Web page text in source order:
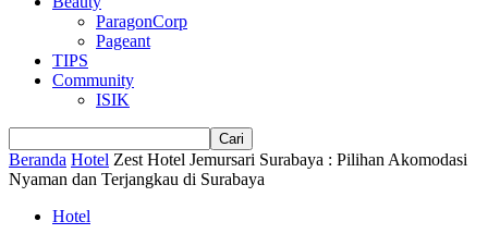
ParagonCorp
Pageant
TIPS
Community
ISIK
Beranda Hotel Zest Hotel Jemursari Surabaya : Pilihan Akomodasi
Nyaman dan Terjangkau di Surabaya
Hotel